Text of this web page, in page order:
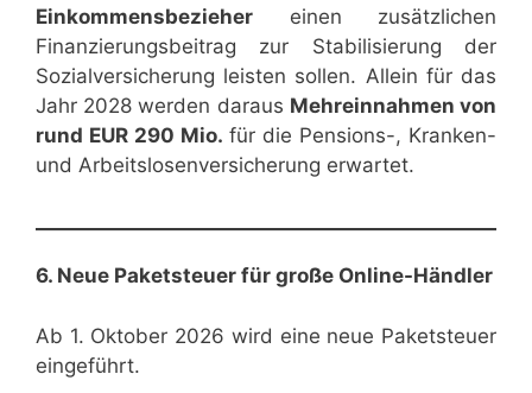
Einkommensbezieher einen zusätzlichen
Finanzierungsbeitrag zur Stabilisierung der
Sozialversicherung leisten sollen. Allein für das
Jahr 2028 werden daraus Mehreinnahmen von
rund EUR 290 Mio. für die Pensions-, Kranken-
und Arbeitslosenversicherung erwartet.
6. Neue Paketsteuer für große Online-Händler
Ab 1. Oktober 2026 wird eine neue Paketsteuer
eingeführt.